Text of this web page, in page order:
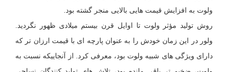
ولوت به افزایش قیمت هایی بالایی منجر گشته بود.
روش تولید مؤثر ولوت تا اوایل قرن بیستم میلادی ظهور نگردید.
ولور در این زمان خودش را به عنوان پارچه ای با قیمت ارزان تر که
دارای ویژگی های شبیه ولوت بود، معرفی کرد. از آنجاییکه نسبت به